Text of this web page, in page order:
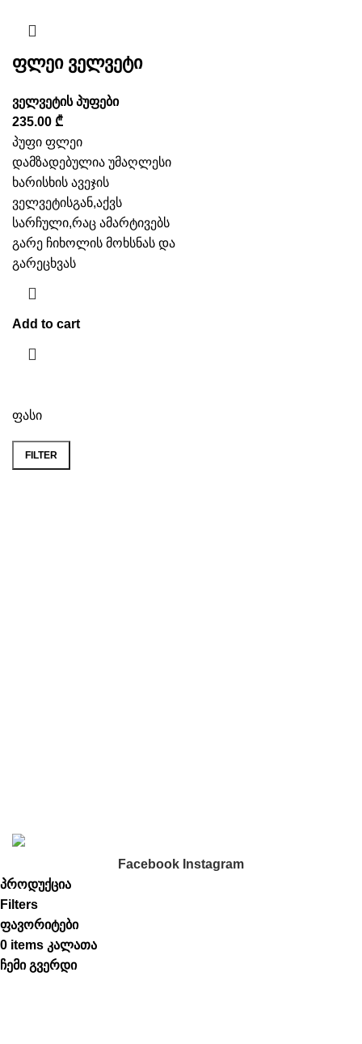
ფასი
FILTER
ფლეი ველვეტი
ველვეტის პუფები
235.00 ₾
პუფი ფლეი
დამზადებულია უმაღლესი
ხარისხის ავეჯის
ველვეტისგან,აქვს
სარჩული,რაც ამარტივებს
გარე ჩიხოლის მოხსნას და
გარეცხვას
Add to cart
Facebook Instagram
პროდუქცია
Filters
ფავორიტები
0 items კალათა
ჩემი გვერდი